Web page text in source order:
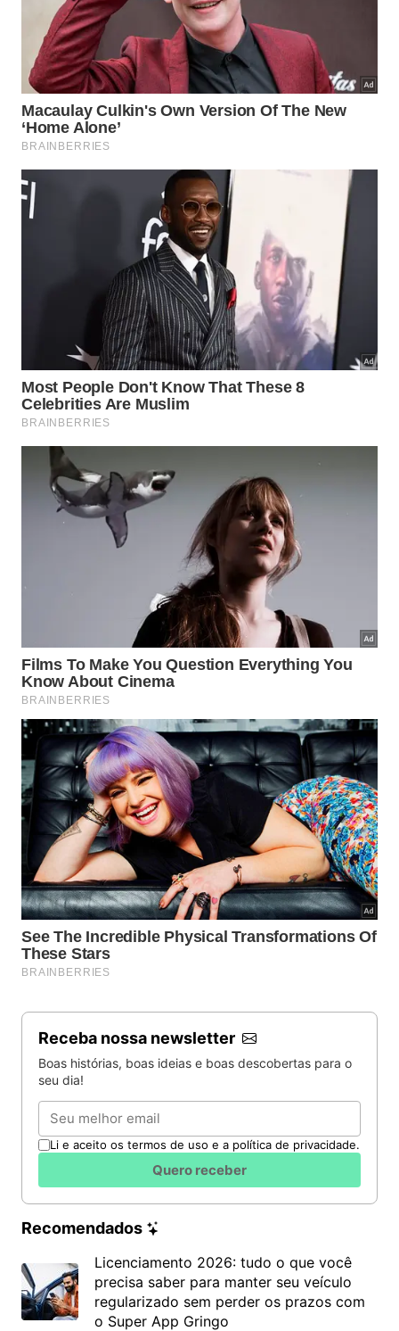
Receba nossa newsletter
Boas histórias, boas ideias e boas descobertas para o
seu dia!
Email
Li e aceito os termos de uso e a política de privacidade.
Quero receber
Recomendados
Licenciamento 2026: tudo o que você
precisa saber para manter seu veículo
regularizado sem perder os prazos com
o Super App Gringo